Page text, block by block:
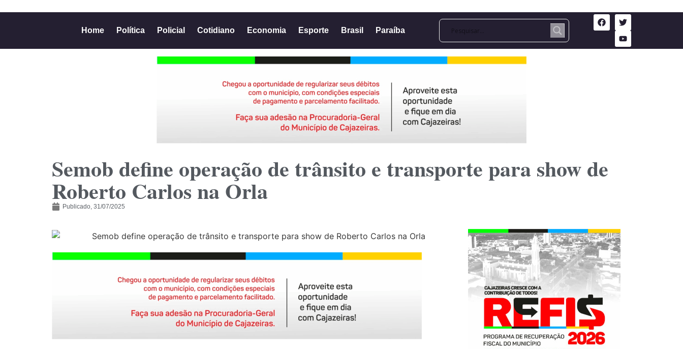
Home Política Policial Cotidiano Economia Esporte Brasil Paraíba
Semob define operação de trânsito e transporte para show de
Roberto Carlos na Orla
Publicado, 31/07/2025